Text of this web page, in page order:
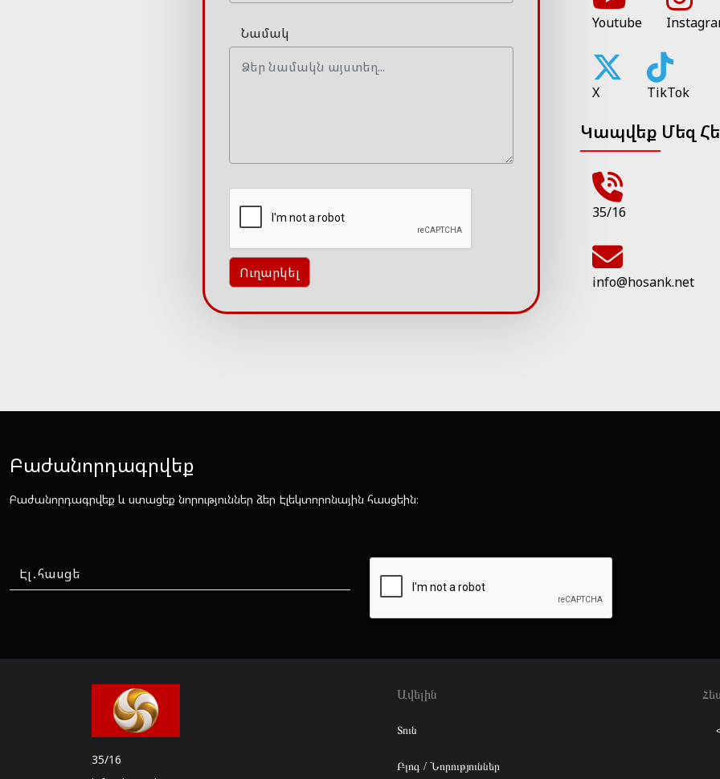
Նամակ
Ուղարկել
Youtube
X TikTok
Կապվեք Մեզ
35/16
info@hosank.net
Բաժանորդագրվեք
Բաժանորդագրվեք և ստացեք նորություններ ձեր Էլեկտորոնային հասցեին։
35/16
Ավելին
Տուն
Բլոգ / Նորություններ